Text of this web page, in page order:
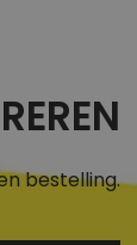
bestelling.